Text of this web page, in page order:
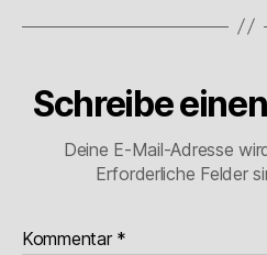
Schreibe
Deine E-Mail-Adresse
Erforderliche Felder
Kommentar *